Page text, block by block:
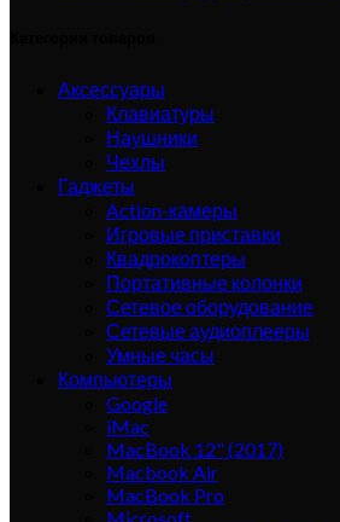
Аксессуары
Клавиатуры
Наушники
Чехлы
Гаджеты
Action-камеры
Игровые приставки
Квадрокоптеры
Портативные колонки
Сетевое оборудование
Сетевые аудиоплееры
Умные часы
Компьютеры
Google
iMac
MacBook 12" (2017)
Macbook Air
MacBook Pro